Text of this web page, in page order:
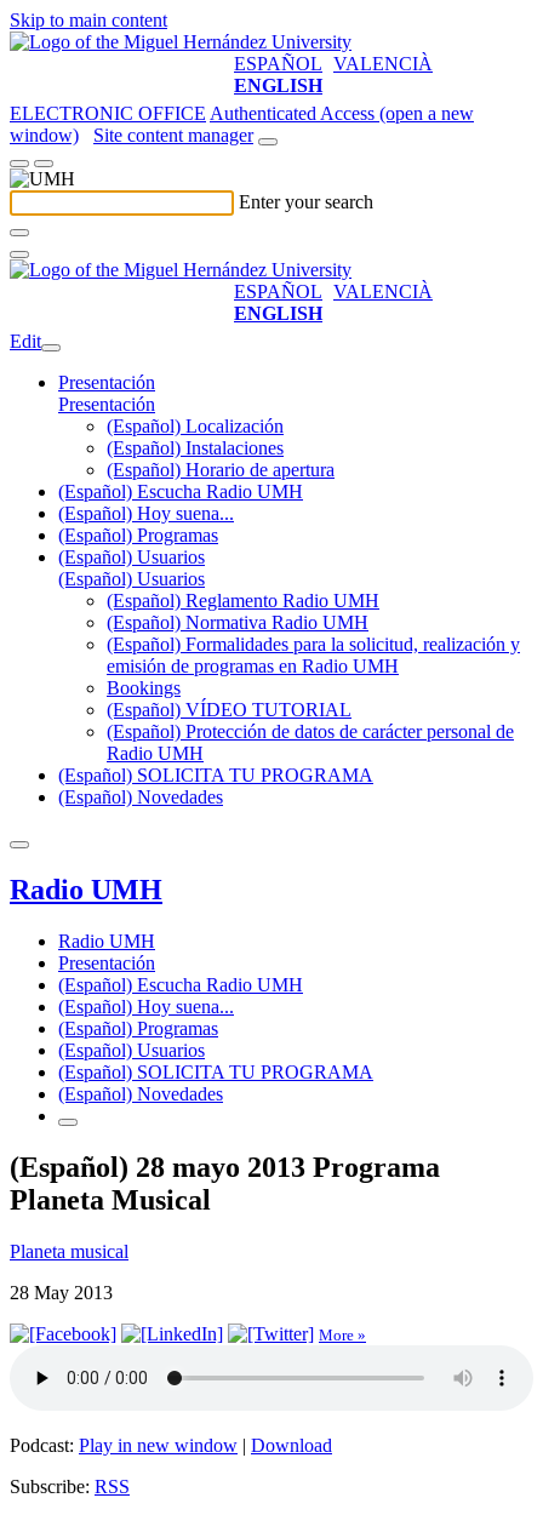
Skip to main content
ESPAÑOL VALENCIÀ
ENGLISH
ELECTRONIC OFFICE Authenticated Access (open a new
window)
Site content manager
Enter your search
ESPAÑOL VALENCIÀ
ENGLISH
Edit
Presentación
Presentación
(Español) Localización
(Español) Instalaciones
(Español) Horario de apertura
(Español) Escucha Radio UMH
(Español) Hoy suena...
(Español) Programas
(Español) Usuarios
(Español) Usuarios
(Español) Reglamento Radio UMH
(Español) Normativa Radio UMH
(Español) Formalidades para la solicitud, realización y
emisión de programas en Radio UMH
Bookings
(Español) VÍDEO TUTORIAL
(Español) Protección de datos de carácter personal de
Radio UMH
(Español) SOLICITA TU PROGRAMA
(Español) Novedades
Radio UMH
Radio UMH
Presentación
(Español) Escucha Radio UMH
(Español) Hoy suena...
(Español) Programas
(Español) Usuarios
(Español) SOLICITA TU PROGRAMA
(Español) Novedades
(Español) 28 mayo 2013 Programa
Planeta Musical
Planeta musical
28 May 2013
More »
Podcast: Play in new window | Download
Subscribe: RSS